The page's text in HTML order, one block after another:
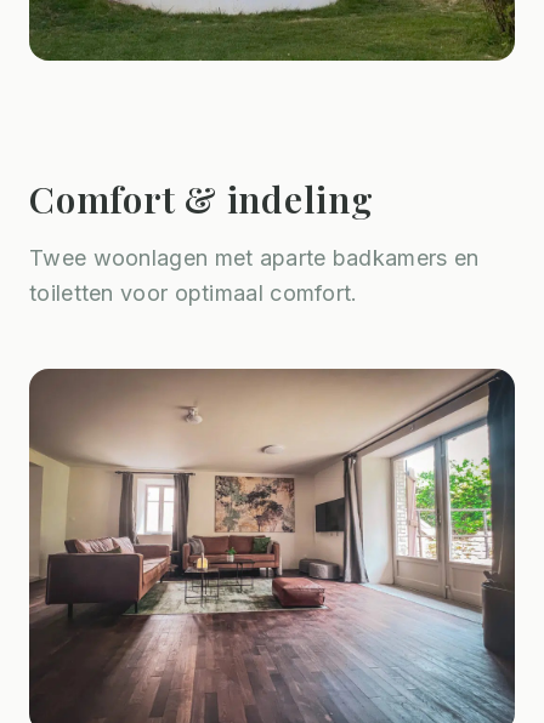
Comfort & indeling
Twee woonlagen met aparte badkamers en
toiletten voor optimaal comfort.